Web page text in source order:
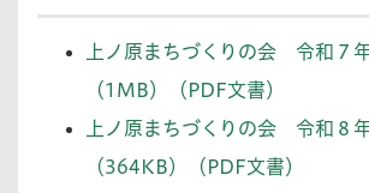
上ノ原まちづくりの会 令和７
（1MB）（PDF文書）
上ノ原まちづくりの会 令和８
（364KB）（PDF文書）